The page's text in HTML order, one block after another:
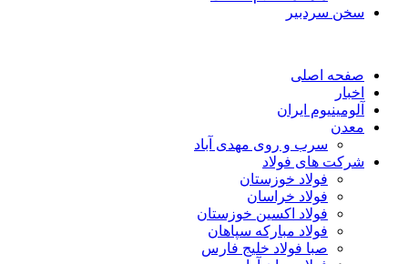
سخن سردبیر
صفحه اصلی
اخبار
آلومینیوم ایران
معدن
سرب و روی مهدی آباد
شرکت های فولاد
فولاد خوزستان
فولاد خراسان
فولاد اکسین خوزستان
فولاد مبارکه سپاهان
صبا فولاد خلیج فارس